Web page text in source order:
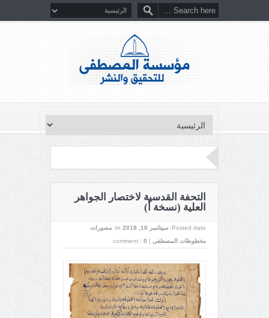
التحفة القدسية لاختصار الجواهر
العلية (نسخة أ)
Posted date: سپتامبر 10, 2018 In:
مصورات
مخطوطات المصطفى |
comment : 0